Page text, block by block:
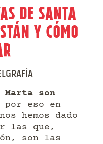
de Santa
y cómo
Marta son
por eso en
hemos dado
las que,
son las